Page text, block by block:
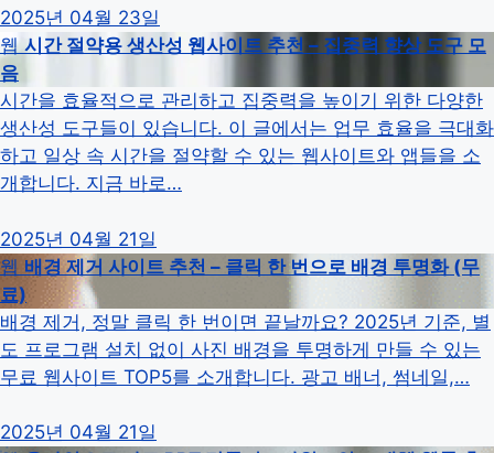
2025년 04월 23일
웹 시간 절약용 생산성 웹사이트 추천 – 집중력 향상 도구 모
음
시간을 효율적으로 관리하고 집중력을 높이기 위한 다양한
생산성 도구들이 있습니다. 이 글에서는 업무 효율을 극대화
하고 일상 속 시간을 절약할 수 있는 웹사이트와 앱들을 소
개합니다. 지금 바로…
2025년 04월 21일
웹 배경 제거 사이트 추천 – 클릭 한 번으로 배경 투명화 (무
료)
배경 제거, 정말 클릭 한 번이면 끝날까요? 2025년 기준, 별
도 프로그램 설치 없이 사진 배경을 투명하게 만들 수 있는
무료 웹사이트 TOP5를 소개합니다. 광고 배너, 썸네일,…
2025년 04월 21일